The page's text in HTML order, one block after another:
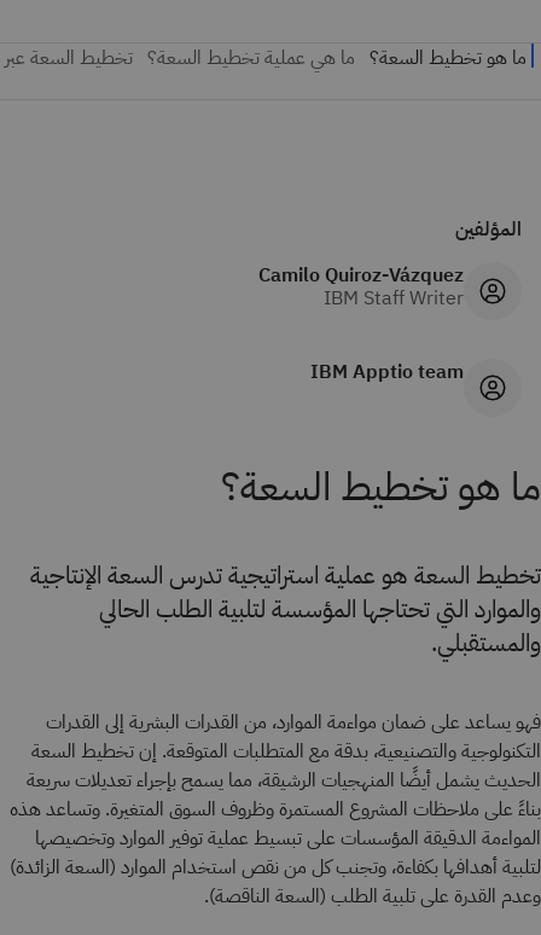
المؤلفين
Camilo Quiroz-Vázquez
IBM Staff Writer
IBM Apptio team
ما هو تخطيط السعة؟
تخطيط السعة هو عملية استراتيجية تدرس السعة الإنتاجية
والموارد التي تحتاجها المؤسسة لتلبية الطلب الحالي
والمستقبلي.
فهو يساعد على ضمان مواءمة الموارد، من القدرات البشرية إلى القدرات
التكنولوجية والتصنيعية، بدقة مع المتطلبات المتوقعة. إن تخطيط السعة
الحديث يشمل أيضًا المنهجيات الرشيقة، مما يسمح بإجراء تعديلات سريعة
بناءً على ملاحظات المشروع المستمرة وظروف السوق المتغيرة. وتساعد هذه
المواءمة الدقيقة المؤسسات على تبسيط عملية توفير الموارد وتخصيصها
لتلبية أهدافها بكفاءة، وتجنب كل من نقص استخدام الموارد (السعة الزائدة)
وعدم القدرة على تلبية الطلب (السعة الناقصة).